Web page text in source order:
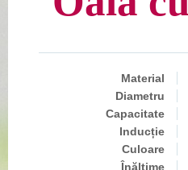
Material
Diametru
Capacitate
Inducție
Culoare
Înălțime